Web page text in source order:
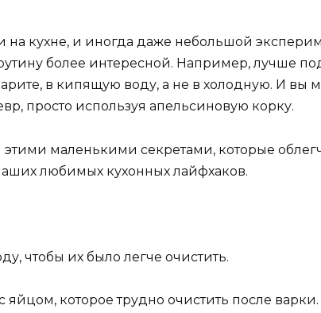
кухне, и иногда даже небольшой
более интересной. Например, лучше
в кипящую воду, а не в холодную. И вы
просто используя апельсиновую корку.
маленькими секретами, которые
любимых кухонных лайфхаков.
чтобы их было легче очистить.
яйцом, которое трудно очистить после варки.